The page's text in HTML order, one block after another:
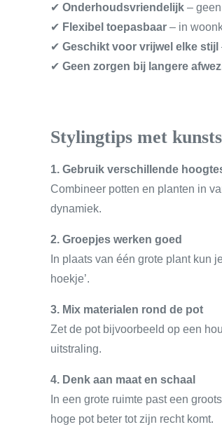
✔ Onderhoudsvriendelijk –
✔ Flexibel toepasbaar – in
✔ Geschikt voor vrijwel elke stijl
✔ Geen zorgen bij langere
Stylingtips met
1. Gebruik verschillende
Combineer potten en planten in
dynamiek.
2. Groepjes werken goed
In plaats van één grote plant kun
hoekje’.
3. Mix materialen rond de pot
Zet de pot bijvoorbeeld op een
uitstraling.
4. Denk aan maat en schaal
In een grote ruimte past een
hoge pot beter tot zijn recht komt.